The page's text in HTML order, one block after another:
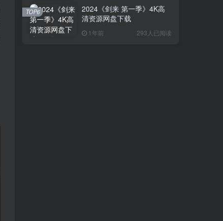
2024《剑来 第一季》4K高
清资源网盘下载
1年前 293人已阅读
TOP6